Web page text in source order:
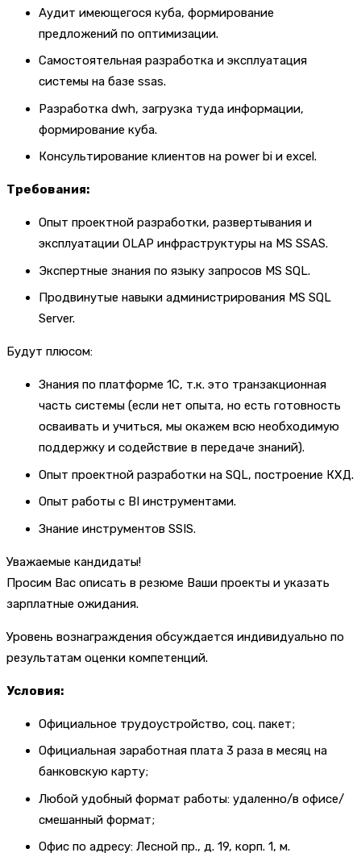
Аудит имеющегося куба, формирование
предложений по оптимизации.
Самостоятельная разработка и эксплуатация
системы на базе ssas.
Разработка dwh, загрузка туда информации,
формирование куба.
Консультирование клиентов на power bi и excel.
Требования:
Опыт проектной разработки, развертывания и
эксплуатации OLAP инфраструктуры на MS SSAS.
Экспертные знания по языку запросов MS SQL.
Продвинутые навыки администрирования MS SQL
Server.
Будут плюсом:
Знания по платформе 1С, т.к. это транзакционная
часть системы (если нет опыта, но есть готовность
осваивать и учиться, мы окажем всю необходимую
поддержку и содействие в передаче знаний).
Опыт проектной разработки на SQL, построение КХД.
Опыт работы с BI инcтрументами.
Знание инструментов SSIS.
Уважаемые кандидаты!
Просим Вас описать в резюме Ваши проекты и указать
зарплатные ожидания.
Уровень вознаграждения обсуждается индивидуально по
результатам оценки компетенций.
Условия:
Официальное трудоустройство, соц. пакет;
Официальная заработная плата 3 раза в месяц на
банковскую карту;
Любой удобный формат работы: удаленно/в офисе/
смешанный формат;
Офис по адресу: Лесной пр., д. 19, корп. 1, м.